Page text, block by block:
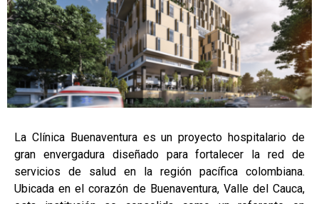
La Clínica Buenaventura es un proyecto hospitalario de
gran envergadura diseñado para fortalecer la red de
servicios de salud en la región pacífica colombiana.
Ubicada en el corazón de Buenaventura, Valle del Cauca,